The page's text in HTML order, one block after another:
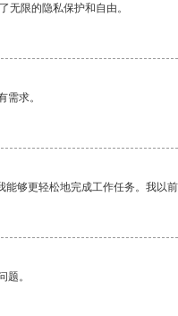
无限的隐私保护和自由。
需求。
够更轻松地完成工作任务。我以
题。